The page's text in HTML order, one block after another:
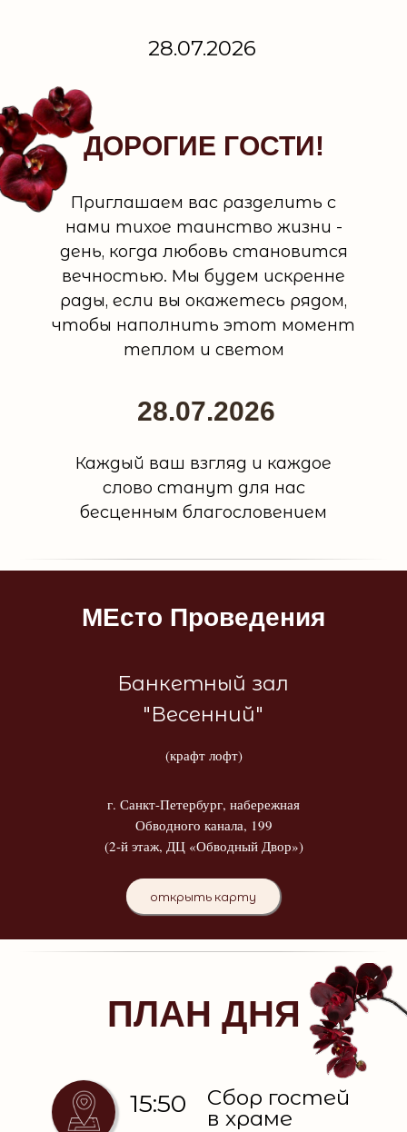
28.07.2026
28.07.2026
ДОРОГИЕ ГОСТИ!
Каждый ваш взгляд и каждое
слово станут для нас
бесценным благословением
Приглашаем вас разделить с
нами тихое таинство жизни -
день, когда любовь становится
вечностью. Мы будем искренне
рады, если вы окажетесь рядом,
чтобы наполнить этот момент
теплом и светом
открыть карту
МЕсто Проведения
Банкетный зал
"Весенний"
г. Санкт-Петербург, набережная
Обводного канала, 199
(2-й этаж, ДЦ «Обводный Двор»)
(крафт лофт)
ПЛАН ДНЯ
15:50
Сбор гостей
в храме